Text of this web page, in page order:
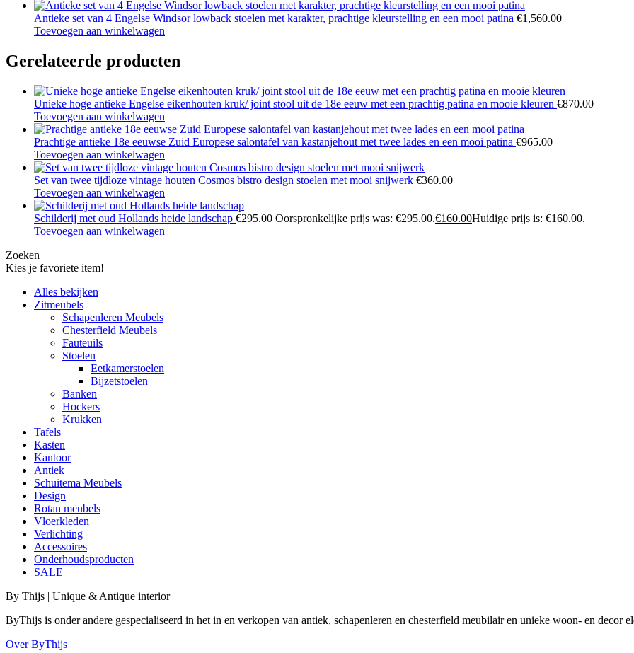
Antieke set van 4 Engelse Windsor lowback stoelen met karakter, prachtige kleurstelling en een mooi patina €1,560.00
Toevoegen aan winkelwagen
Gerelateerde producten
Unieke hoge antieke Engelse eikenhouten kruk/ joint stool uit de 18e eeuw met een prachtig patina en mooie kleuren €870.00
Toevoegen aan winkelwagen
Prachtige antieke 18e eeuwse Zuid Europese salontafel van kastanjehout met twee lades en een mooi patina €965.00
Toevoegen aan winkelwagen
Set van twee tijdloze vintage houten Cosmos bistro design stoelen met mooi snijwerk €360.00
Toevoegen aan winkelwagen
Schilderij met oud Hollands heide landschap €295.00 Oorspronkelijke prijs was: €295.00.€160.00Huidige prijs is: €160.00.
Toevoegen aan winkelwagen
Zoeken
Kies je favoriete item!
Alles bekijken
Zitmeubels
Schapenleren Meubels
Chesterfield Meubels
Fauteuils
Stoelen
Eetkamerstoelen
Bijzetstoelen
Banken
Hockers
Krukken
Tafels
Kasten
Kantoor
Antiek
Schuitema Meubels
Design
Rotan meubels
Vloerkleden
Verlichting
Accessoires
Onderhoudsproducten
SALE
By Thijs | Unique & Antique interior
ByThijs is onder andere gespecialiseerd in het in en verkopen van antiek, schapenleren en chesterfield meubilair en unieke woon- en decor
Over ByThijs